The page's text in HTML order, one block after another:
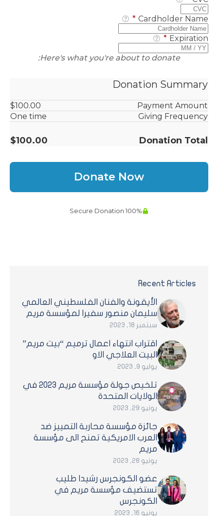
Recent Articles
الأيقونة والفنان الفلسطيني العالمي
سليمان منصور سفيرا لمؤسسة مريم
سبتمبر 18, 2023
اقتراب انتهاء اعمال ترميم “بيت مريم”
البيت العلاجي الاو
يوليو 9, 2023
تلخيص جولة مؤسسة مريم 2023 في
الولايات المتحدة
يونيو 29, 2023
جائزة مؤسسة محاربة التمييز ضد
العرب الامريكية تمنح الى مؤسسة
مريم
يونيو 28, 2023
عضو الكونجرس رشيدا طليب
تستضيف مؤسسة مريم في
الكونجرس
يونيو 16, 2023